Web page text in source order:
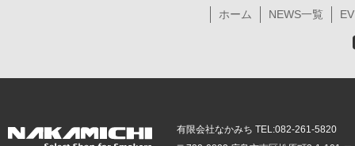
ホーム
NEWS一覧
有限会社なかみち TEL:082-261-5820